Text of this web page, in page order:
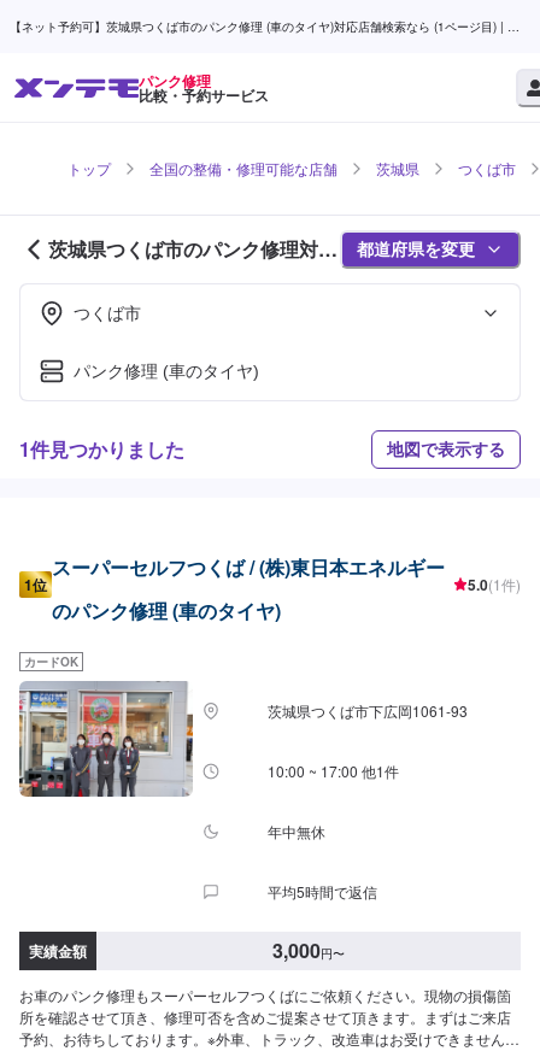
【ネット予約可】茨城県つくば市のパンク修理 (車のタイヤ)対応店舗検索なら (1ページ目) | メ
パンク修理
比較・予約サービス
トップ 全国の整備・修理可能な店舗 茨城県 つくば市
茨城県つくば市のパンク修理対応
店舗紹介 (1ページ目)
都道府県を変更
つくば市
パンク修理 (車のタイヤ)
1件見つかりました 地図で表示する
1位
スーパーセルフつくば / (株)東日本エネルギー
のパンク修理 (車のタイヤ)
5.0(1件)
カードOK
茨城県つくば市下広岡1061-93
10:00 ~ 17:00 他1件
年中無休
平均5時間で返信
実績金額 3,000円〜
お車のパンク修理もスーパーセルフつくばにご依頼ください。現物の損傷箇
所を確認させて頂き、修理可否を含めご提案させて頂きます。まずはご来店
予約、お待ちしております。※外車、トラック、改造車はお受けできませんの